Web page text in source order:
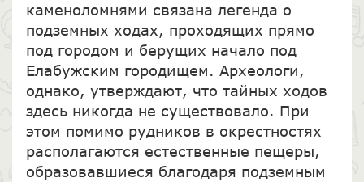
каменоломнями связана легенда о
подземных ходах, проходящих прямо
под городом и берущих начало под
Елабужским городищем. Археологи,
однако, утверждают, что тайных ходов
здесь никогда не существовало. При
этом помимо рудников в окрестностях
располагаются естественные пещеры,
образовавшиеся благодаря подземным